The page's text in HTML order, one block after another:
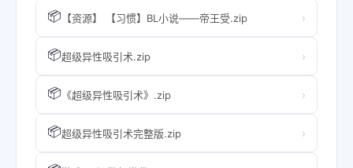
📦 【资源】 【习惯】BL小说——帝王受.zip ›
📦超级异性吸引术.zip ›
📦 《超级异性吸引术》.zip ›
📦超级异性吸引术完整版.zip ›